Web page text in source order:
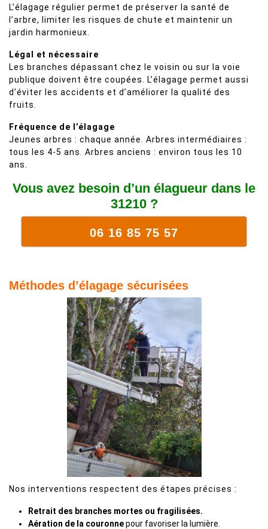
L’élagage régulier permet de préserver la santé de
l’arbre, limiter les risques de chute et maintenir un
jardin harmonieux.
Légal et nécessaire
Les branches dépassant chez le voisin ou sur la voie
publique doivent être coupées. L’élagage permet aussi
d’éviter les accidents et d’améliorer la qualité des
fruits.
Fréquence de l’élagage
Jeunes arbres : chaque année. Arbres intermédiaires :
tous les 4-5 ans. Arbres anciens : environ tous les 10
ans.
Vous avez besoin d’un élagueur dans le
31210 ?
06 16 85 75 57
Méthodes d’élagage sécurisées
Nos interventions respectent des étapes précises :
Retrait des branches mortes ou fragilisées.
Aération de la couronnepour favoriser la lumière.